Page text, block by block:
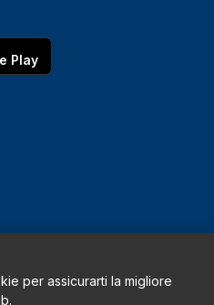
Play
per assicurarti la migliore